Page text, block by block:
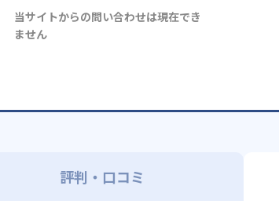
当サイトからの問い合わせは現在でき
ません
評判・口コミ